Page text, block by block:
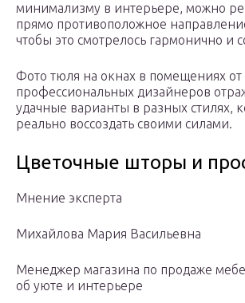
минимализму в интерьере, можно
прямо противоположное
чтобы это смотрелось гармонично и
Фото тюля на окнах в помещениях от
профессиональных дизайнеров
удачные варианты в разных стилях,
реально воссоздать своими силами.
Цветочные шторы и
Мнение эксперта
Михайлова Мария Васильевна
Менеджер магазина по продаже
об уюте и интерьере